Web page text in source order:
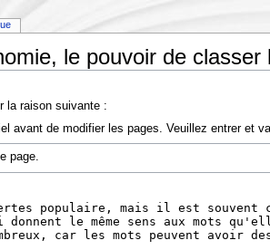
le pouvoir de classer
la raison suivante :
avant de modifier les pages. Veuillez entrer et
page.